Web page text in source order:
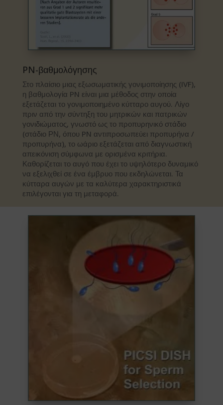
PN-βαθμολόγησης
Στο πλαίσιο μιας εξωσωματικής γονιμοποίησης (IVF),
η βαθμολογία PN είναι μια μέθοδος στην οποία
εξετάζεται το γονιμοποιημένο κύτταρο αυγού. Λίγο
πριν από την σύντηξη του μητρικών και πατρικών
γονιδιώματος, γνωστό ως το προπυρηνικό στάδιο
(στάδιο ΡΝ, όπου PN αντιπροσωπεύει προπυρήνα /
προπυρήνα), το ωάριο εξετάζεται από διαγνωστική
απεικόνιση σύμφωνα με ορισμένα κριτήρια.
Καθορίζεται το αυγό που έχει το υψηλότερο δυναμικό
να εξελιχθεί σε ένα έμβρυο που εκδηλώνεται. Τα
κύτταρα αυγών με τα καλύτερα χαρακτηριστικά
επιλέγονται για τη μεταφορά.